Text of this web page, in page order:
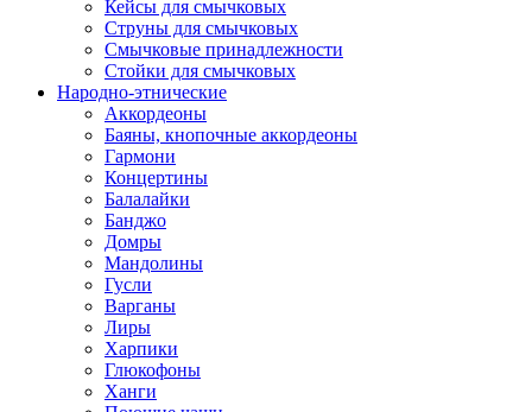
Кейсы для смычковых
Струны для смычковых
Смычковые принадлежности
Стойки для смычковых
Народно-этнические
Аккордеоны
Баяны, кнопочные аккордеоны
Гармони
Концертины
Балалайки
Банджо
Домры
Мандолины
Гусли
Варганы
Лиры
Харпики
Глюкофоны
Ханги